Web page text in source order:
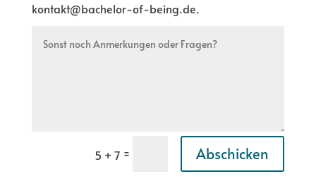
kontakt@bachelor-of-being.de.
5 + 7 = Abschicken